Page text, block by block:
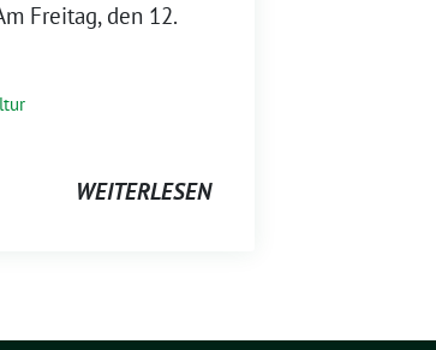
Freitag, den 12.
WEITERLESEN